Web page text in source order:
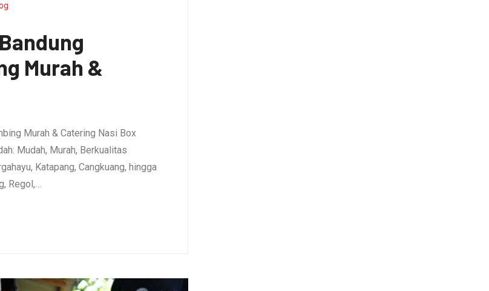
Murah &
Murah & Catering Nasi Box
Mudah, Murah, Berkualitas
Katapang, Cangkuang, hingga
Regol,…